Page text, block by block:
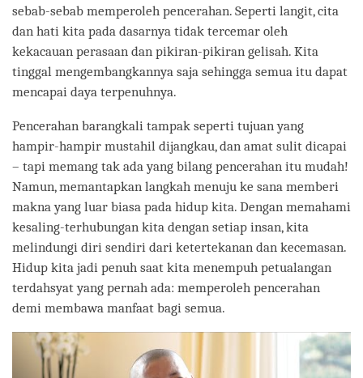
sebab-sebab memperoleh pencerahan. Seperti langit, cita
dan hati kita pada dasarnya tidak tercemar oleh
kekacauan perasaan dan pikiran-pikiran gelisah. Kita
tinggal mengembangkannya saja sehingga semua itu dapat
mencapai daya terpenuhnya.
Pencerahan barangkali tampak seperti tujuan yang
hampir-hampir mustahil dijangkau, dan amat sulit dicapai
– tapi memang tak ada yang bilang pencerahan itu mudah!
Namun, memantapkan langkah menuju ke sana memberi
makna yang luar biasa pada hidup kita. Dengan memahami
kesaling-terhubungan kita dengan setiap insan, kita
melindungi diri sendiri dari ketertekanan dan kecemasan.
Hidup kita jadi penuh saat kita menempuh petualangan
terdahsyat yang pernah ada: memperoleh pencerahan
demi membawa manfaat bagi semua.